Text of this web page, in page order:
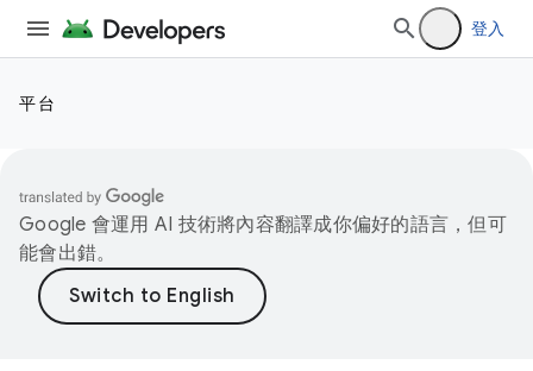
登入
平台
Google 會運用 AI 技術將內容翻譯成你偏好的語言，但可
能會出錯。